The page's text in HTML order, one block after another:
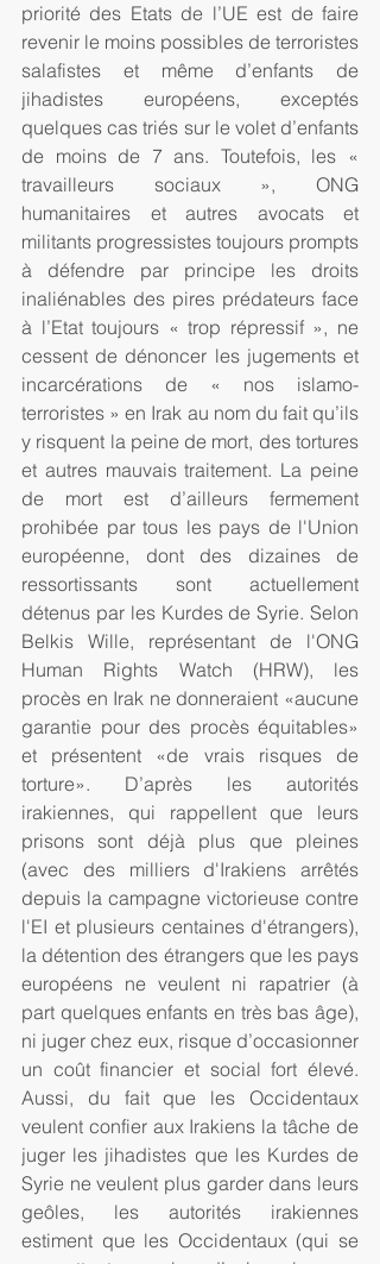
priorité des Etats de l’UE est de faire
revenir le moins possibles de terroristes
salafistes et même d’enfants de
jihadistes européens, exceptés
quelques cas triés sur le volet d’enfants
de moins de 7 ans. Toutefois, les «
travailleurs sociaux », ONG
humanitaires et autres avocats et
militants progressistes toujours prompts
à défendre par principe les droits
inaliénables des pires prédateurs face
à l’Etat toujours « trop répressif », ne
cessent de dénoncer les jugements et
incarcérations de « nos islamo-
terroristes » en Irak au nom du fait qu’ils
y risquent la peine de mort, des tortures
et autres mauvais traitement. La peine
de mort est d’ailleurs fermement
prohibée par tous les pays de l'Union
européenne, dont des dizaines de
ressortissants sont actuellement
détenus par les Kurdes de Syrie. Selon
Belkis Wille, représentant de l'ONG
Human Rights Watch (HRW), les
procès en Irak ne donneraient «aucune
garantie pour des procès équitables»
et présentent «de vrais risques de
torture». D’après les autorités
irakiennes, qui rappellent que leurs
prisons sont déjà plus que pleines
(avec des milliers d'Irakiens arrêtés
depuis la campagne victorieuse contre
l'EI et plusieurs centaines d'étrangers),
la détention des étrangers que les pays
européens ne veulent ni rapatrier (à
part quelques enfants en très bas âge),
ni juger chez eux, risque d’occasionner
un coût financier et social fort élevé.
Aussi, du fait que les Occidentaux
veulent confier aux Irakiens la tâche de
juger les jihadistes que les Kurdes de
Syrie ne veulent plus garder dans leurs
geôles, les autorités irakiennes
estiment que les Occidentaux (qui se